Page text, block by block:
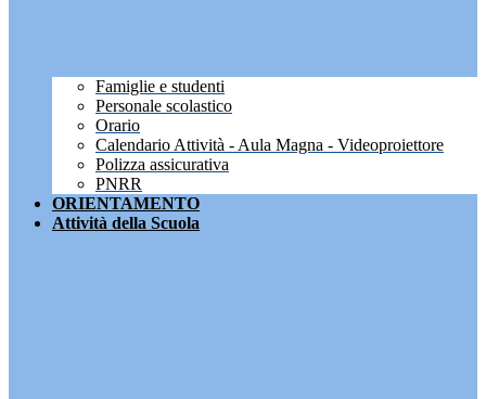
Famiglie e studenti
Personale scolastico
Orario
Calendario Attività - Aula Magna - Videoproiettore
Polizza assicurativa
PNRR
ORIENTAMENTO
Attività della Scuola